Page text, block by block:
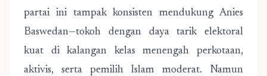
partai ini tampak konsisten mendukung Anies
Baswedan—tokoh dengan daya tarik elektoral
kuat di kalangan kelas menengah perkotaan,
aktivis, serta pemilih Islam moderat. Namun